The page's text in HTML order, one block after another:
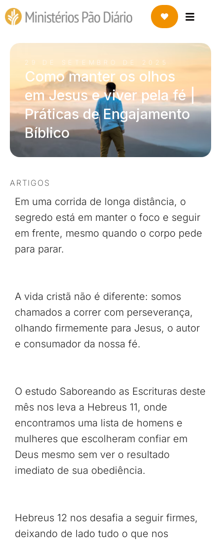
29 DE SETEMBRO DE 2025
Como manter os olhos
em Jesus e viver pela fé |
Práticas de Engajamento
Bíblico
ARTIGOS
Em uma corrida de longa distância, o
segredo está em manter o foco e seguir
em frente, mesmo quando o corpo pede
para parar.
A vida cristã não é diferente: somos
chamados a correr com perseverança,
olhando firmemente para Jesus, o autor
e consumador da nossa fé.
O estudo Saboreando as Escrituras deste
mês nos leva a Hebreus 11, onde
encontramos uma lista de homens e
mulheres que escolheram confiar em
Deus mesmo sem ver o resultado
imediato de sua obediência.
Hebreus 12 nos desafia a seguir firmes,
deixando de lado tudo o que nos